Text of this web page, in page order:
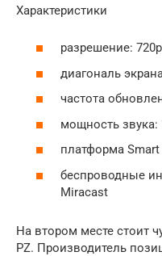
Характеристики
разрешение:
диагональ
частота
мощность звука:
платформа Smart
беспроводные
Miracast
На втором месте стоит
PZ. Производитель